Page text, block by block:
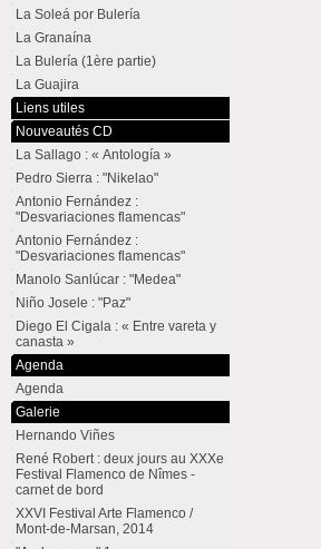
La Soleá por Bulería
La Granaína
La Bulería (1ère partie)
La Guajira
Liens utiles
Nouveautés CD
La Sallago : « Antología »
Pedro Sierra : "Nikelao"
Antonio Fernández :
"Desvariaciones flamencas"
Antonio Fernández :
"Desvariaciones flamencas"
Manolo Sanlúcar : "Medea"
Niño Josele : "Paz"
Diego El Cigala : « Entre vareta y
canasta »
Agenda
Agenda
Galerie
Hernando Viñes
René Robert : deux jours au XXXe
Festival Flamenco de Nîmes -
carnet de bord
XXVI Festival Arte Flamenco /
Mont-de-Marsan, 2014